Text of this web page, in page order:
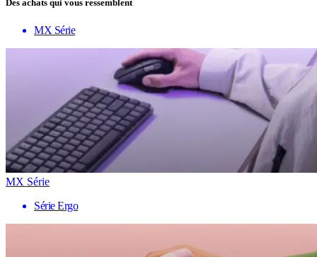
Des achats qui vous ressemblent
MX Série
MX Série
Série Ergo